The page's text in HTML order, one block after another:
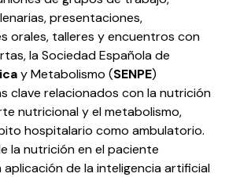
presentaciones,
orales, talleres y encuentros con
la Sociedad Española de
y Metabolismo (SENPE)
clave relacionados con la nutrición
nutricional y el metabolismo,
hospitalario como ambulatorio.
la nutrición en el paciente
de la inteligencia artificial